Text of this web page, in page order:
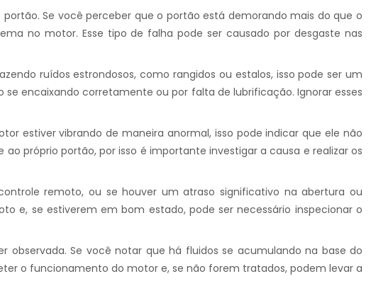
Se você perceber que o portão está demorando mais do que o
no motor. Esse tipo de falha pode ser causado por desgaste nas
ruídos estrondosos, como rangidos ou estalos, isso pode ser um
encaixando corretamente ou por falta de lubrificação. Ignorar esses
estiver vibrando de maneira anormal, isso pode indicar que ele não
próprio portão, por isso é importante investigar a causa e realizar os
remoto, ou se houver um atraso significativo na abertura ou
e, se estiverem em bom estado, pode ser necessário inspecionar o
Se você notar que há fluidos se acumulando na base do
o funcionamento do motor e, se não forem tratados, podem levar a